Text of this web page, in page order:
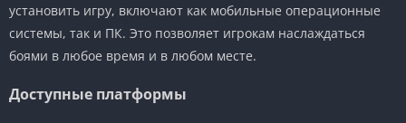
установить игру, включают как мобильные операционные
системы, так и ПК. Это позволяет игрокам наслаждаться
боями в любое время и в любом месте.
Доступные платформы